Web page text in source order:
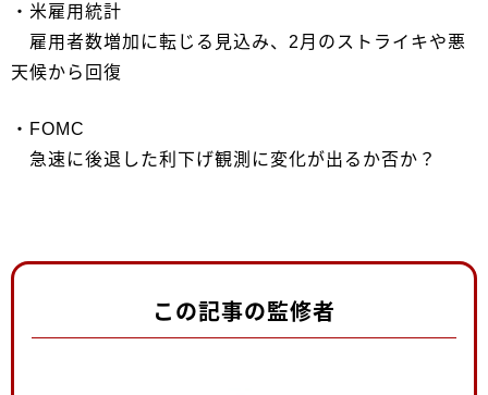
・米雇用統計
雇用者数増加に転じる見込み、2月のストライキや悪
天候から回復
・FOMC
急速に後退した利下げ観測に変化が出るか否か？
この記事の監修者